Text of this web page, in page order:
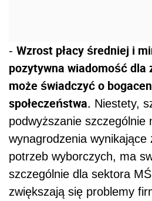
- Wzrost płacy średniej i
pozytywna wiadomość dla
może świadczyć o
społeczeństwa. Niestety,
podwyższanie szczególnie
wynagrodzenia wynikające
potrzeb wyborczych, ma
szczególnie dla sektora
zwiększają się problemy